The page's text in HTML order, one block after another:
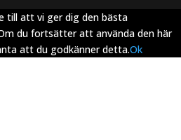
till att vi ger dig den bästa
du fortsätter att använda den här
att du godkänner detta.Ok